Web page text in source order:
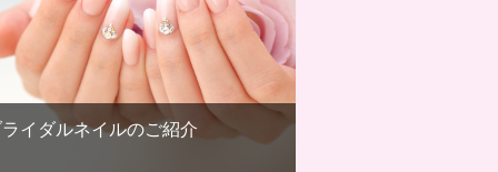
イダルネイルのご紹介